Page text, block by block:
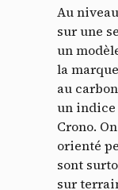
Au
sur une
un
la
au
un indice
Crono.
orienté
sont
sur